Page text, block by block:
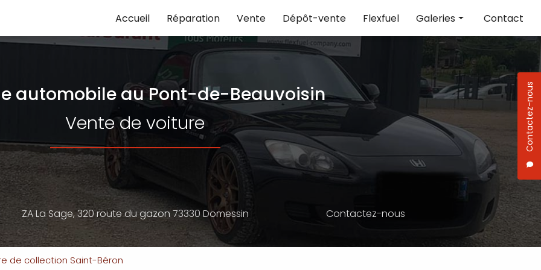
Contactez-nous
Accueil
Réparation Vente Dépôt-vente Flexfuel Galeries
Réparation
Vente de voiture
Flexfuel
Contact
automobileau Pont-de-Beauvoisin
Vente de voiture
ZA La Sage,320 route du gazon73330 Domessin Contactez-nous
de collection Saint-Béron